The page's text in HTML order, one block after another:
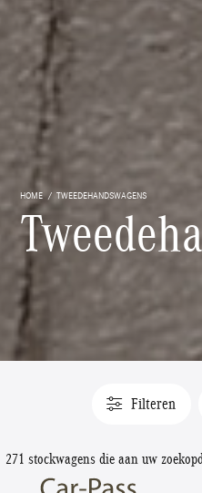
HOME TWEEDEHANDSWAGENS
Filteren
271 stockwagens die aan uw